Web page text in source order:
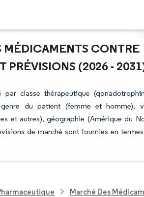
MÉDICAMENTS CONTRE
PRÉVISIONS (2026 -
classe thérapeutique
du patient (femme et homme),
et autres), géographie (Amérique du
de marché sont fournies en
Marché Des